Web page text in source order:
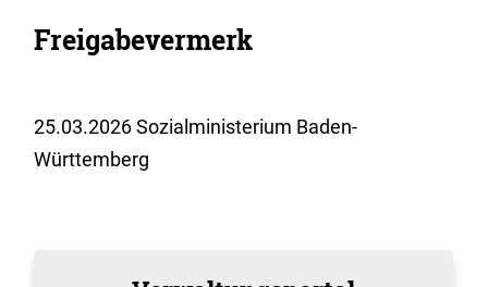
Freigabevermerk
25.03.2026Sozialministerium Baden-
Württemberg